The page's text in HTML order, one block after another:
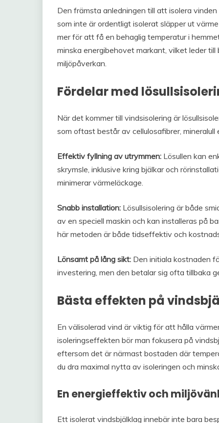
Den främsta anledningen till att isolera
som inte är ordentligt isolerat släpper ut
mer för att få en behaglig temperatur i
minska energibehovet markant, vilket leder
miljöpåverkan.
Fördelar med
När det kommer till vindsisolering är
som oftast består av cellulosafibrer, mineralull
Effektiv fyllning av utrymmen: Lösullen kan
skrymsle, inklusive kring bjälkar och
minimerar värmeläckage.
Snabb installation: Lösullsisolering är både
av en speciell maskin och kan installeras på
här metoden är både tidseffektiv och
Lönsamt på lång sikt: Den initiala kostnaden
investering, men den betalar sig ofta tillbaka
Bästa effekten på
En välisolerad vind är viktig för att hålla
isoleringseffekten bör man fokusera på
eftersom det är närmast bostaden där
du dra maximal nytta av isoleringen och
En energieffektiv och
Ett isolerat vindsbjälklag innebär inte bara